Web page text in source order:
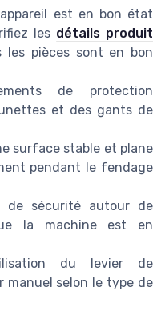
est en bon état
les détails produit
pièces sont en bon
de protection
et des gants de
surface stable et plane
pendant le fendage
de sécurité autour de
la machine est en
du levier de
manuel selon le type de